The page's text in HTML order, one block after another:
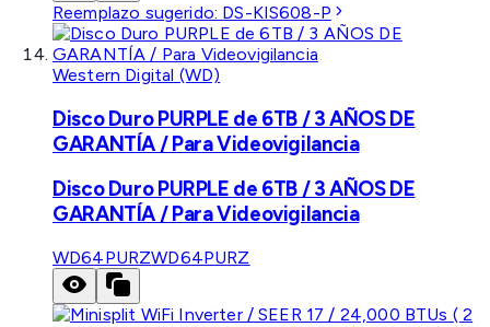
Reemplazo sugerido: DS-KIS608-P
Western Digital (WD)
Disco Duro PURPLE de 6TB / 3 AÑOS DE
GARANTÍA / Para Videovigilancia
Disco Duro PURPLE de 6TB / 3 AÑOS DE
GARANTÍA / Para Videovigilancia
WD64PURZWD64PURZ